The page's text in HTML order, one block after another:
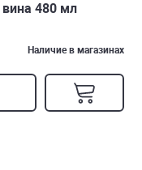
вина 480 мл
Наличие в магазинах